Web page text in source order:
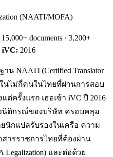
(NAATI/MOFA)
15,000+ documents · 3,200+
iVC: 2016
NAATI (Certified Translator
นไม่กี่คนในไทยที่ผ่านการสอบ
แต่ครั้งแรก เธอเข้า iVC ปี 2016
นิติกรณ์ของบริษัท ครอบคลุม
นักแปลรับรองในเครือ ความ
สารราชการไทยที่ต้องผ่าน
Legalization) และต่อด้วย